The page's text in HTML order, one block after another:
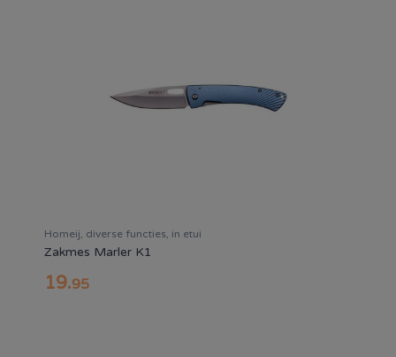
Homeij, diverse functies, in etui
Zakmes Marler K1
19.95